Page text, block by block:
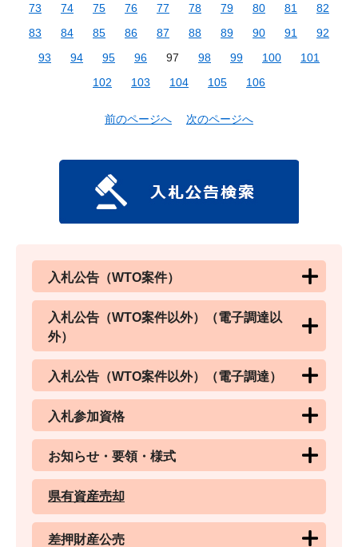
73
74 75 76 77 78 79 80 81
82
83
84 85 86 87 88 89 90 91
92
93
94 95 96 97 98 99 100
101
102
103 104 105 106
前のページへ 次のページへ
入札公告（WTO案件）
入札公告（WTO案件以外）（電子調達以
外）
入札公告（WTO案件以外）（電子調達）
入札参加資格
お知らせ・要領・様式
県有資産売却
差押財産公売